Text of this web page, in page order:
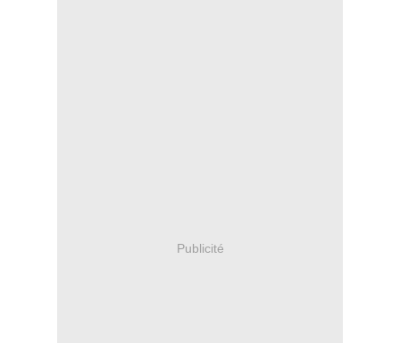
Publicité